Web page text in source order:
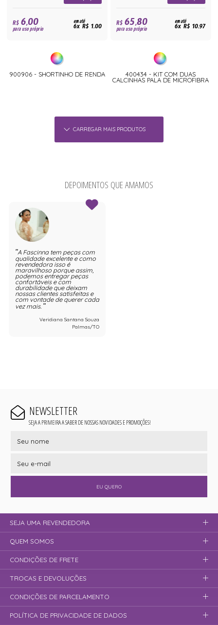
R$6,00
para uso próprio
em até
6x R$ 1,00
900906 - SHORTINHO DE RENDA
R$65,80
para uso próprio
em até
6x R$ 10,97
400434 - KIT COM DUAS
CALCINHAS PALA DE MICROFIBRA
CARREGAR MAIS PRODUTOS
DEPOIMENTOS QUE AMAMOS
A Fascinna tem peças com
qualidade excelente e como
revendedora isso é
maravilhoso porque assim,
podemos entregar peças
confortáveis e com
durabilidade que deixam
nossas clientes satisfeitas e
com vontade de querer cada
vez mais.
Veridiana Santana Souza
Palmas/TO
NEWSLETTER
SEJA A PRIMEIRA A SABER DE NOSSAS NOVIDADES E PROMOÇÕES!
EU QUERO
SEJA UMA REVENDEDORA
QUEM SOMOS
CONDIÇÕES DE FRETE
TROCAS E DEVOLUÇÕES
CONDIÇÕES DE PARCELAMENTO
POLÍTICA DE PRIVACIDADE DE DADOS